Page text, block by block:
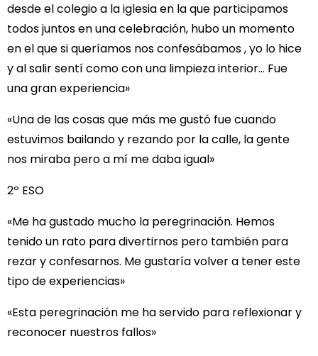
desde el colegio a la iglesia en la que participamos
todos juntos en una celebración, hubo un momento
en el que si queríamos nos confesábamos , yo lo hice
y al salir sentí como con una limpieza interior… Fue
una gran experiencia»
«Una de las cosas que más me gustó fue cuando
estuvimos bailando y rezando por la calle, la gente
nos miraba pero a mí me daba igual»
2º ESO
«Me ha gustado mucho la peregrinación. Hemos
tenido un rato para divertirnos pero también para
rezar y confesarnos. Me gustaría volver a tener este
tipo de experiencias»
«Esta peregrinación me ha servido para reflexionar y
reconocer nuestros fallos»